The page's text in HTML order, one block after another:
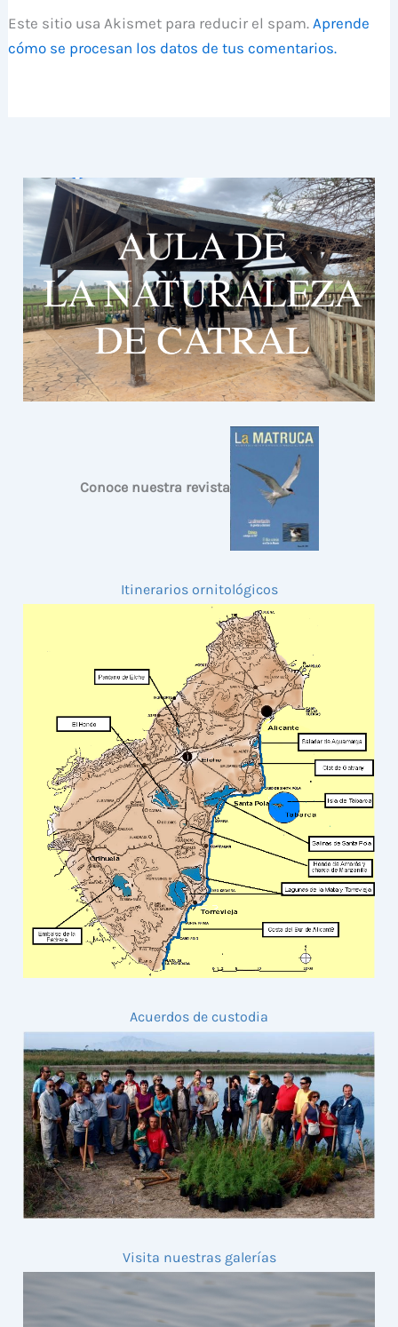
Este sitio usa Akismet para reducir el spam.Aprende
cómo se procesan los datos de tus comentarios.
Conoce nuestra revista
Itinerarios ornitológicos
Acuerdos de custodia
Visita nuestras galerías